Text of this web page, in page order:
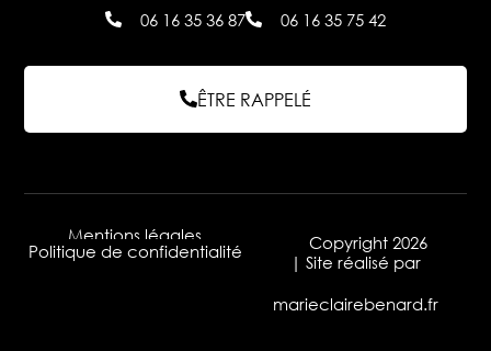
06 16 35 36 87
06 16 35 75 42
ÊTRE RAPPELÉ
Mentions légales
Politique de confidentialité
Copyright 2026
| Site réalisé par
marieclairebenard.fr